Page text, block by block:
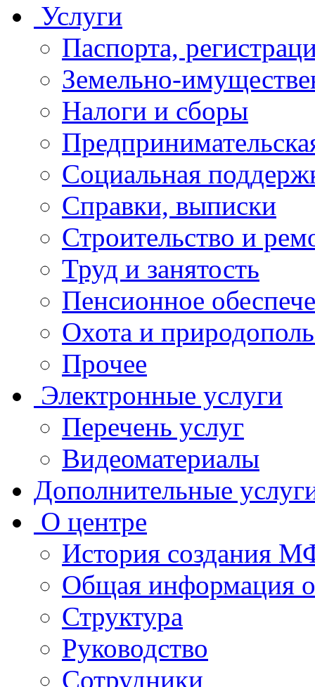
Услуги
Паспорта,
Земельно-
Налоги и сборы
Социальная
Справки, выписки
Строительство и
Труд и занятость
Пенсионное
Охота и
Прочее
Электронные услуги
Перечень услуг
Видеоматериалы
Дополнительные
О центре
История создания
Общая
Структура
Руководство
Сотрудники